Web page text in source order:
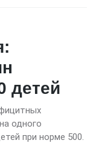
детей
одного
при норме 500.